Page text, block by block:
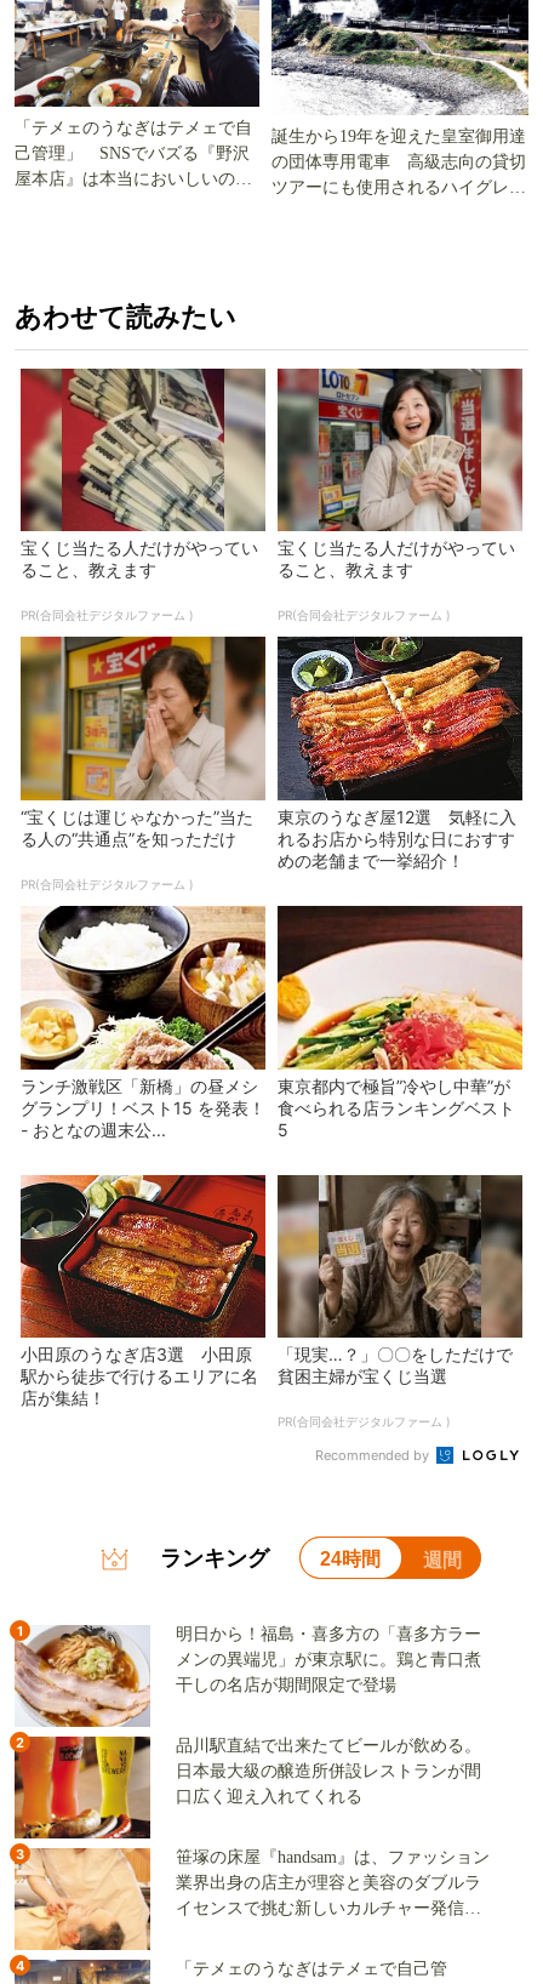
「テメェのうなぎはテメェで自
己管理」 SNSでバズる『野沢
屋本店』は本当においしいの
誕生から19年を迎えた皇室御用達
の団体専用電車 高級志向の貸切
ツアーにも使用されるハイグレー
あわせて読みたい
宝くじ当たる人だけがやってい
ること、教えます
PR(合同会社デジタルファーム )
宝くじ当たる人だけがやってい
ること、教えます
PR(合同会社デジタルファーム )
“宝くじは運じゃなかった”当た
る人の“共通点”を知っただけ
PR(合同会社デジタルファーム )
東京のうなぎ屋12選 気軽に入
れるお店から特別な日におすす
めの老舗まで一挙紹介！
ランチ激戦区「新橋」の昼メシ
グランプリ！ベスト15 を発表！
- おとなの週末公...
東京都内で極旨”冷やし中華”が
食べられる店ランキングベスト
5
小田原のうなぎ店3選 小田原
駅から徒歩で行けるエリアに名
店が集結！
「現実…？」〇〇をしただけで
貧困主婦が宝くじ当選
PR(合同会社デジタルファーム )
Recommended by
ランキング 24時間 週間
1
明日から！福島・喜多方の「喜多方ラー
メンの異端児」が東京駅に。鶏と青口煮
干しの名店が期間限定で登場
2
品川駅直結で出来たてビールが飲める。
日本最大級の醸造所併設レストランが間
口広く迎え入れてくれる
3
笹塚の床屋『handsam』は、ファッション
業界出身の店主が理容と美容のダブルラ
イセンスで挑む新しいカルチャー発信基
4
「テメェのうなぎはテメェで自己管